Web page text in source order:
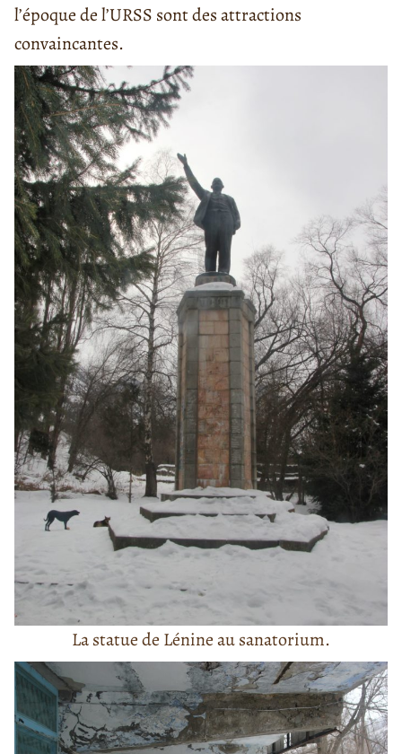
l’époque de l’URSS sont des attractions
convaincantes.
La statue de Lénine au sanatorium.